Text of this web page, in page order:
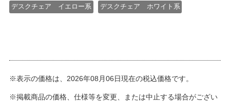
デスクチェア イエロー系 デスクチェア ホワイト系
※表示の価格は、2026年08月06日現在の税込価格です。
※掲載商品の価格、仕様等を変更、または中止する場合がござい